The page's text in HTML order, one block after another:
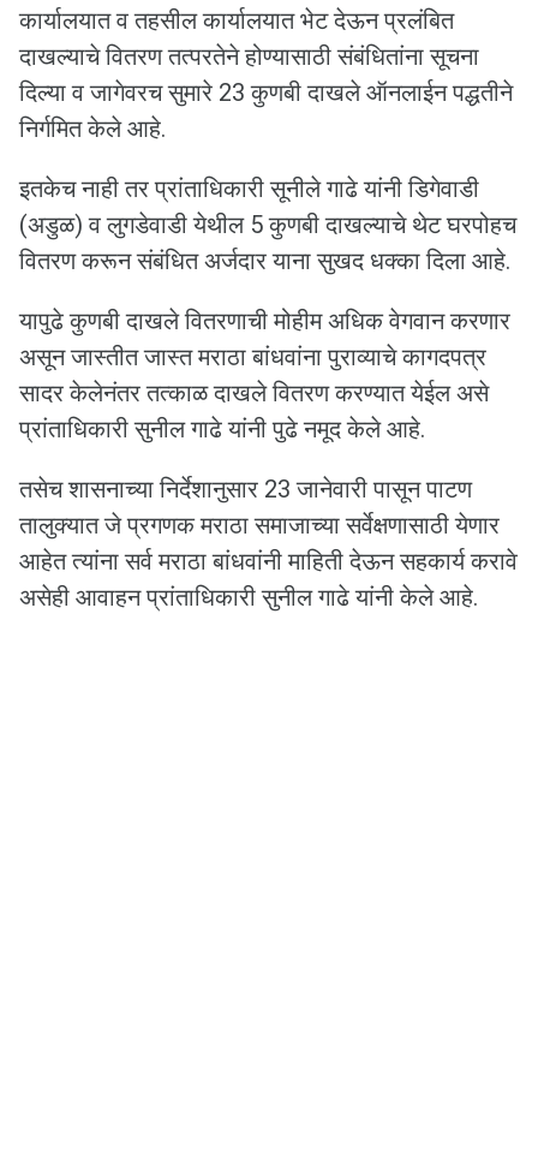
कार्यालयात व तहसील कार्यालयात भेट देऊन प्रलंबित
दाखल्याचे वितरण तत्परतेने होण्यासाठी संबंधितांना सूचना
दिल्या व जागेवरच सुमारे 23 कुणबी दाखले ऑनलाईन पद्धतीने
निर्गमित केले आहे.
इतकेच नाही तर प्रांताधिकारी सूनीले गाढे यांनी डिगेवाडी
(अडुळ) व लुगडेवाडी येथील 5 कुणबी दाखल्याचे थेट घरपोहच
वितरण करून संबंधित अर्जदार याना सुखद धक्का दिला आहे.
यापुढे कुणबी दाखले वितरणाची मोहीम अधिक वेगवान करणार
असून जास्तीत जास्त मराठा बांधवांना पुराव्याचे कागदपत्र
सादर केलेनंतर तत्काळ दाखले वितरण करण्यात येईल असे
प्रांताधिकारी सुनील गाढे यांनी पुढे नमूद केले आहे.
तसेच शासनाच्या निर्देशानुसार 23 जानेवारी पासून पाटण
तालुक्यात जे प्रगणक मराठा समाजाच्या सर्वेक्षणासाठी येणार
आहेत त्यांना सर्व मराठा बांधवांनी माहिती देऊन सहकार्य करावे
असेही आवाहन प्रांताधिकारी सुनील गाढे यांनी केले आहे.